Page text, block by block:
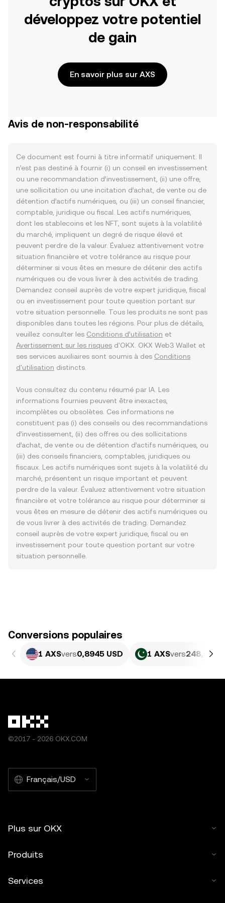
développez votre potentiel
de gain
En savoir plus sur AXS
Avis de non-responsabilité
Ce document est fourni à titre informatif uniquement. Il
n’est pas destiné à fournir (i) un conseil en investissement
ou une recommandation d’investissement, (ii) une offre,
une sollicitation ou une incitation d’achat, de vente ou de
détention d’actifs numériques, ou (iii) un conseil financier,
comptable, juridique ou fiscal. Les actifs numériques,
dont les stablecoins et les NFT, sont sujets à la volatilité
du marché, impliquent un degré de risque élevé et
peuvent perdre de la valeur. Évaluez attentivement votre
situation financière et votre tolérance au risque pour
déterminer si vous êtes en mesure de détenir des actifs
numériques ou de vous livrer à des activités de trading.
Demandez conseil auprès de votre expert juridique, fiscal
ou en investissement pour toute question portant sur
votre situation personnelle. Tous les produits ne sont pas
disponibles dans toutes les régions. Pour plus de détails,
veuillez consulter les Conditions d’utilisation et
Avertissement sur les risques d'OKX. OKX Web3 Wallet et
ses services auxiliaires sont soumis à des Conditions
d'utilisation distincts.
Vous consultez du contenu résumé par IA. Les
informations fournies peuvent être inexactes,
incomplètes ou obsolètes. Ces informations ne
constituent pas (i) des conseils ou des recommandations
d’investissement, (ii) des offres ou des sollicitations
d’achat, de vente ou de détention d’actifs numériques, ou
(iii) des conseils financiers, comptables, juridiques ou
fiscaux. Les actifs numériques sont sujets à la volatilité du
marché, présentent un risque important et peuvent
perdre de la valeur. Évaluez attentivement votre situation
financière et votre tolérance au risque pour déterminer si
vous êtes en mesure de détenir des actifs numériques ou
de vous livrer à des activités de trading. Demandez
conseil auprès de votre expert juridique, fiscal ou en
investissement pour toute question portant sur votre
situation personnelle.
Conversions populaires
1 AXSvers0,8945 USD 1 AXSvers248,57
©2017 - 2026 OKX.COM
Français/USD
Plus sur OKX
Produits
Services